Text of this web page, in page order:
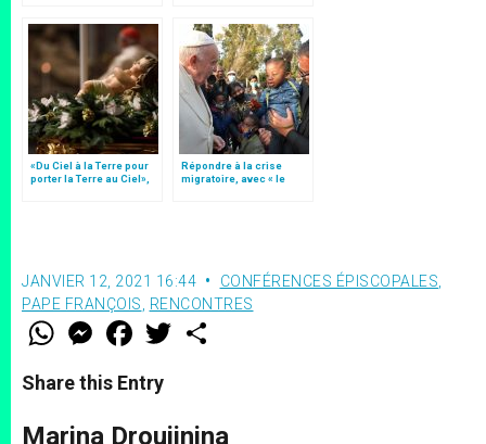
«Du Ciel à la Terre pour
porter la Terre au Ciel»,
Répondre à la crise
migratoire, avec « le
JANVIER 12, 2021 16:44 CONFÉRENCES ÉPISCOPALES
PAPE FRANÇOIS
RENCONTRES
W
t
s
p
M
e
s
e
g
F
a
e
b
o
w
r
Share this Entry
Marina Droujinina